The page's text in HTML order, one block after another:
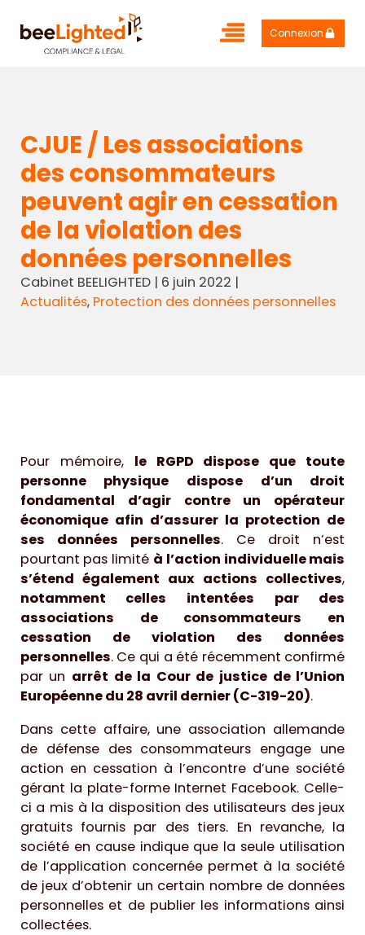
Connexion
CJUE / Les associations
des consommateurs
peuvent agir en cessation
de la violation des
données personnelles
Cabinet BEELIGHTED| 6 juin 2022 |
Actualités, Protection des données personnelles
Pour mémoire, le RGPD dispose que toute
personne physique dispose d’un droit
fondamental d’agir contre un opérateur
économique afin d’assurer la protection de
ses données personnelles. Ce droit n’est
pourtant pas limité à l’action individuelle mais
s’étend également aux actions collectives,
notamment celles intentées par des
associations de consommateurs en
cessation de violation des données
personnelles. Ce qui a été récemment confirmé
par un arrêt de la Cour de justice de l’Union
Européenne du 28 avril dernier (C-319-20).
Dans cette affaire, une association allemande
de défense des consommateurs engage une
action en cessation à l’encontre d’une société
gérant la plate-forme Internet Facebook. Celle-
ci a mis à la disposition des utilisateurs des jeux
gratuits fournis par des tiers. En revanche, la
société en cause indique que la seule utilisation
de l’application concernée permet à la société
de jeux d’obtenir un certain nombre de données
personnelles et de publier les informations ainsi
collectées.